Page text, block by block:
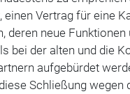
einen Vertrag für eine
deren neue
bei der alten und die
aufgebürdet
Schließung wegen